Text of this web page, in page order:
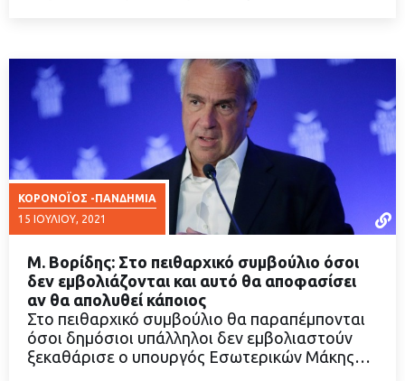
ΚΟΡΟΝΟΪΟΣ -ΠΑΝΔΗΜΙΑ
15 ΙΟΥΛΊΟΥ, 2021
ΔΙΑΒΑΣΤΕ ΠΕΡΙΣΣΟΤΕΡΑ
Μ. Βορίδης: Στο πειθαρχικό συμβούλιο όσοι
δεν εμβολιάζονται και αυτό θα αποφασίσει
αν θα απολυθεί κάποιος
Στο πειθαρχικό συμβούλιο θα παραπέμπονται
όσοι δημόσιοι υπάλληλοι δεν εμβολιαστούν
ξεκαθάρισε ο υπουργός Εσωτερικών Μάκης…